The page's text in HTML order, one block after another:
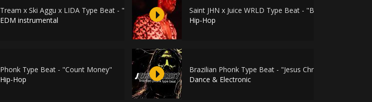
Tream x Ski Aggu x LIDA Type Beat - "FOMO"
EDM instrumental
Saint JHN x Juice WRLD Type Beat - "Beautiful Lie"
Hip-Hop
Phonk Type Beat - "Count Money"
Hip-Hop
Brazilian Phonk Type Beat - "Jesus Christ"
Dance & Electronic